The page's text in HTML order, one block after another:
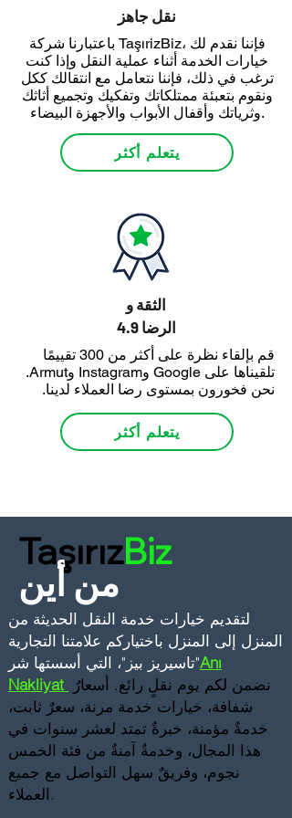
نقل جاهز
باعتبارنا شركة TaşırizBiz، فإننا نقدم لك
خيارات الخدمة أثناء عملية النقل وإذا كنت
ترغب في ذلك، فإننا نتعامل مع انتقالك ككل
ونقوم بتعبئة ممتلكاتك وتفكيك وتجميع أثاثك
وثرياتك وأقفال الأبواب والأجهزة البيضاء.
يتعلم أكثر
الثقة و
4.9 الرضا
قم بإلقاء نظرة على أكثر من 300 تقييمًا
تلقيناها على Google وInstagram وArmut.
نحن فخورون بمستوى رضا العملاء لدينا.
يتعلم أكثر
TaşırızBiz
من أين
لتقديم خيارات خدمة النقل الحديثة من
المنزل إلى المنزل باختياركم علامتنا التجارية
"تاسيريز بيز"، التي أسستها شرAnı
Nakliyat
شفافة، خيارات خدمة مرنة، سعرٌ ثابت،
خدمةٌ مؤمنة، خبرةٌ تمتد لعشر سنوات في
هذا المجال، وخدمةٌ آمنةٌ من فئة الخمس
نجوم، وفريقٌ سهل التواصل مع جميع
العملاء.